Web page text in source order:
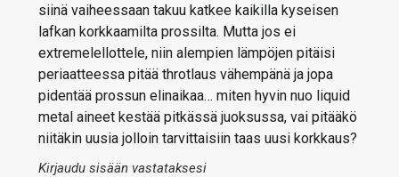
siinä vaiheessaan takuu katkee kaikilla kyseisen
lafkan korkkaamilta prossilta. Mutta jos ei
extremelellottele, niin alempien lämpöjen pitäisi
periaatteessa pitää throtlaus vähempänä ja jopa
pidentää prossun elinaikaa… miten hyvin nuo liquid
metal aineet kestää pitkässä juoksussa, vai pitääkö
niitäkin uusia jolloin tarvittaisiin taas uusi korkkaus?
Kirjaudu sisään vastataksesi